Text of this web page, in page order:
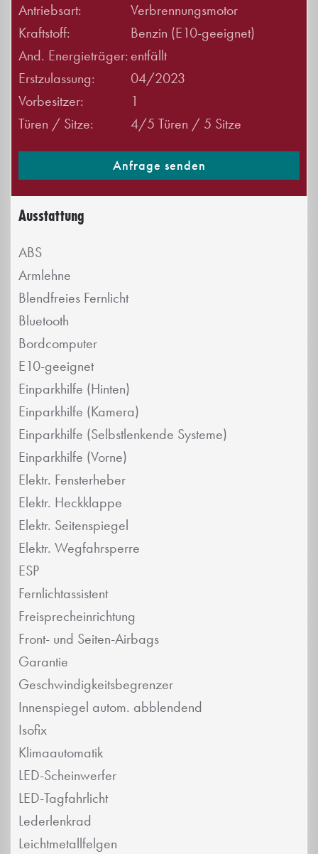
Antriebsart:
Verbrennungsmotor
Kraftstoff:
Benzin (E10-geeignet)
And. Energieträger: entfällt
Erstzulassung:
04/2023
Vorbesitzer:
1
Türen / Sitze:
4/5 Türen / 5 Sitze
Anfrage senden
Ausstattung
ABS
Armlehne
Blendfreies Fernlicht
Bluetooth
Bordcomputer
E10-geeignet
Einparkhilfe (Hinten)
Einparkhilfe (Kamera)
Einparkhilfe (Selbstlenkende Systeme)
Einparkhilfe (Vorne)
Elektr. Fensterheber
Elektr. Heckklappe
Elektr. Seitenspiegel
Elektr. Wegfahrsperre
ESP
Fernlichtassistent
Freisprecheinrichtung
Front- und Seiten-Airbags
Garantie
Geschwindigkeitsbegrenzer
Innenspiegel autom. abblendend
Isofix
Klimaautomatik
LED-Scheinwerfer
LED-Tagfahrlicht
Lederlenkrad
Leichtmetallfelgen